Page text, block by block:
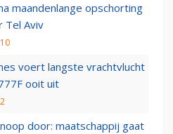
maandenlange opschorting
Tel Aviv
voert langste vrachtvlucht
ooit uit
door: maatschappij gaat